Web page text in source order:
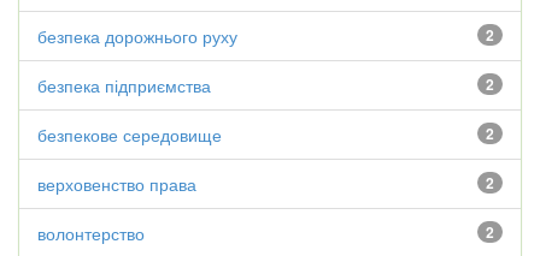
2
безпека дорожнього руху
2
безпека підприємства
2
безпекове середовище
2
верховенство права
2
волонтерство